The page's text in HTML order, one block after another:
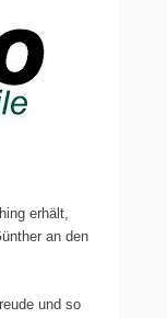
erhält,
an den
und so